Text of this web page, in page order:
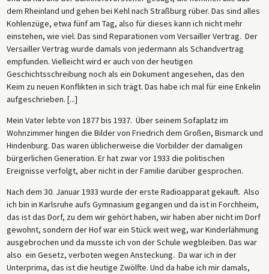
dem Rheinland und gehen bei Kehl nach Straßburg rüber. Das sind alles
Kohlenzüge, etwa fünf am Tag, also für dieses kann ich nicht mehr
einstehen, wie viel. Das sind Reparationen vom Versailler Vertrag. Der
Versailler Vertrag wurde damals von jedermann als Schandvertrag
empfunden. Vielleicht wird er auch von der heutigen
Geschichtsschreibung noch als ein Dokument angesehen, das den
Keim zu neuen Konflikten in sich trägt. Das habe ich mal für eine Enkelin
aufgeschrieben. [...]
Mein Vater lebte von 1877 bis 1937. Über seinem Sofaplatz im
Wohnzimmer hingen die Bilder von Friedrich dem Großen, Bismarck und
Hindenburg. Das waren üblicherweise die Vorbilder der damaligen
bürgerlichen Generation. Er hat zwar vor 1933 die politischen
Ereignisse verfolgt, aber nicht in der Familie darüber gesprochen.
Nach dem 30. Januar 1933 wurde der erste Radioapparat gekauft. Also
ich bin in Karlsruhe aufs Gymnasium gegangen und da ist in Forchheim,
das ist das Dorf, zu dem wir gehört haben, wir haben aber nicht im Dorf
gewohnt, sondern der Hof war ein Stück weit weg, war Kinderlähmung
ausgebrochen und da musste ich von der Schule wegbleiben. Das war
also ein Gesetz, verboten wegen Ansteckung. Da war ich in der
Unterprima, das ist die heutige Zwölfte. Und da habe ich mir damals,